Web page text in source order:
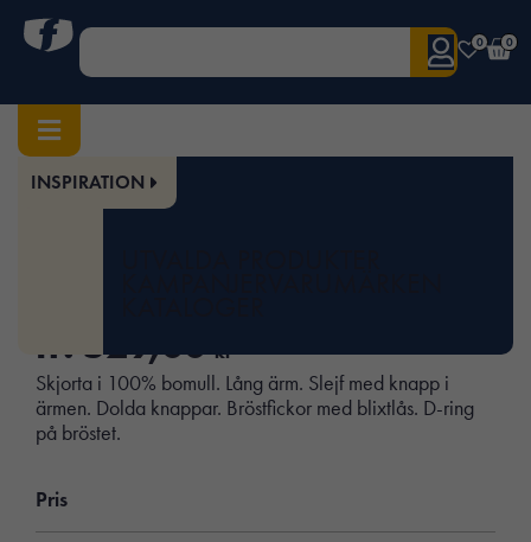
0 0
INSPIRATION
Hem/Herr/Överdelar
fr. 529,00kr
Skjorta i 100% bomull. Lång ärm. Slejf med knapp i
ärmen. Dolda knappar. Bröstfickor med blixtlås. D-ring
på bröstet.
Pris